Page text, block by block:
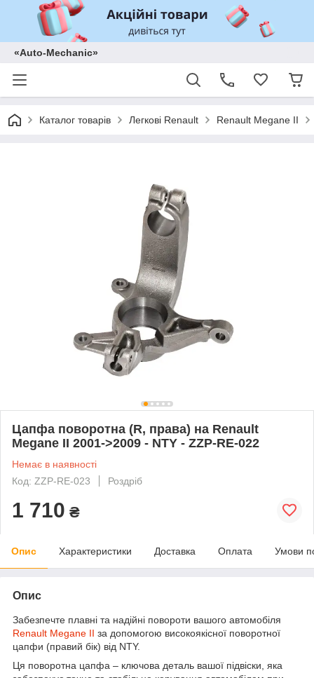
«Auto-Mechanic»
Каталог товарів Легкові Renault Renault Megane II
Цапфа поворотна (R, права) на Renault
Megane II 2001->2009 - NTY - ZZP-RE-022
Немає в наявності
Код: ZZP-RE-023
Роздріб
1 710 ₴
Опис Характеристики Доставка Оплата Умови
Опис
Забезпечте плавні та надійні повороти вашого автомобіля
Renault Megane II за допомогою високоякісної поворотної
цапфи (правий бік) від NTY.
Ця поворотна цапфа – ключова деталь вашої підвіски, яка